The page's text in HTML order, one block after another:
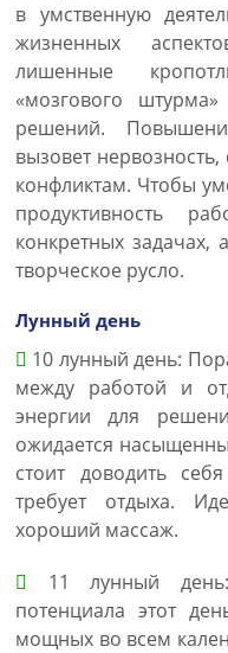
в умственную
жизненных
лишенные
«мозгового
решений.
вызовет
конфликтам. Чтобы
продуктивность
конкретных задачах,
творческое русло.
Лунный день
10 лунный день:
между работой и
энергии для
ожидается
стоит доводить
требует отдыха.
хороший массаж.
11 лунный день:
потенциала этот
мощных во всем